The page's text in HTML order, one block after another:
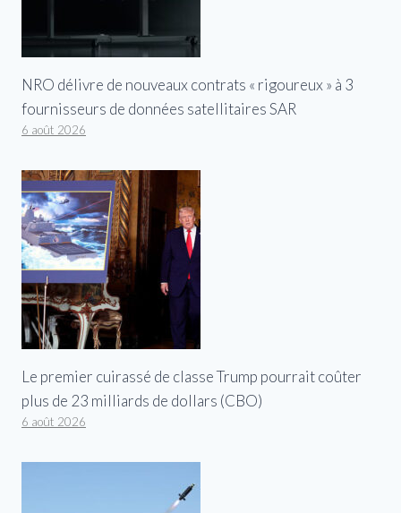
NRO délivre de nouveaux contrats « rigoureux » à 3
fournisseurs de données satellitaires SAR
6 août 2026
Le premier cuirassé de classe Trump pourrait coûter
plus de 23 milliards de dollars (CBO)
6 août 2026